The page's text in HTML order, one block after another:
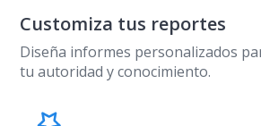
Customiza tus reportes
Diseña informes personalizados
tu autoridad y conocimiento.